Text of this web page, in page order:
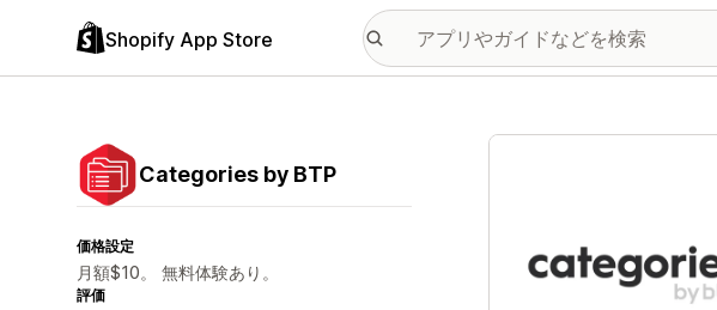
Shopify App Store
Categories by BTP
価格設定
月額$10。 無料体験あり。
評価
特集の画像ギャラリー